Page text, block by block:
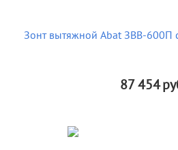
Зонт вытяжной Abat ЗВВ-600П
87 454